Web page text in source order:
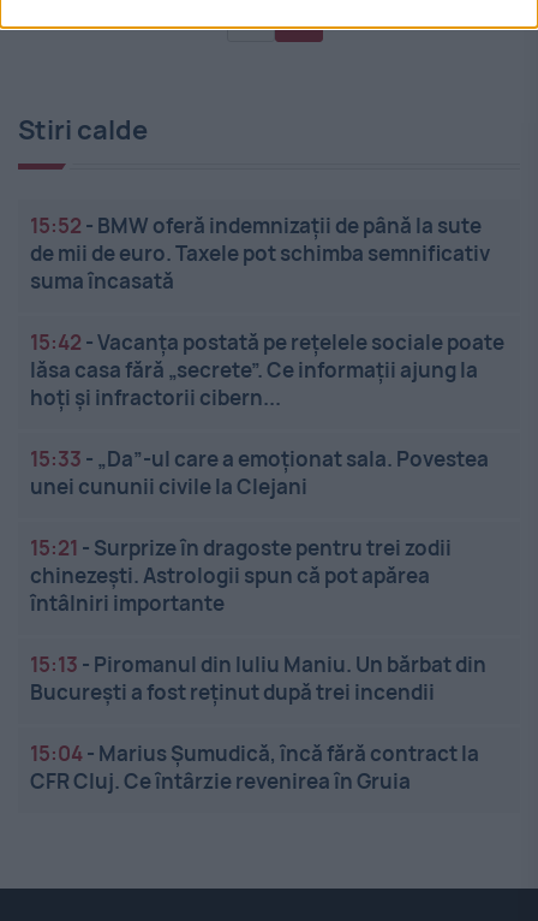
1 2
Stiri calde
15:52 - BMW oferă indemnizații de până la sute
de mii de euro. Taxele pot schimba semnificativ
suma încasată
15:42 -Vacanța postată pe rețelele sociale poate
lăsa casa fără „secrete”. Ce informații ajung la
hoți și infractorii cibern...
15:33 - „Da”-ul care a emoționat sala. Povestea
unei cununii civile la Clejani
15:21 - Surprize în dragoste pentru trei zodii
chinezești. Astrologii spun că pot apărea
întâlniri importante
15:13 - Piromanul din Iuliu Maniu. Un bărbat din
București a fost reținut după trei incendii
15:04- Marius Șumudică, încă fără contract la
CFR Cluj. Ce întârzie revenirea în Gruia